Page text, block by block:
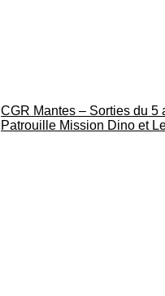
CGR Mantes – Sorties du 5
Patrouille Mission Dino et